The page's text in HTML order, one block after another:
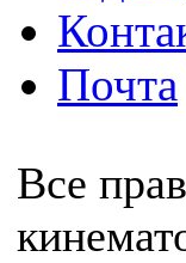
Почта
Все